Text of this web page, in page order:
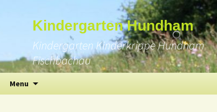
Kindergarten Hundham
Kindergarten Kinderkrippe Hundham
Fischbachau
Menu
content
Suchen
nach: